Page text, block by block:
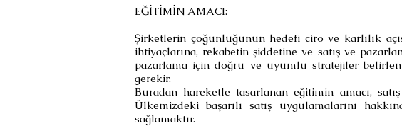
EĞİTİMİN AMACI:
Şirketlerin çoğunluğunun hedefi ciro ve karlılık
ihtiyaçlarına, rekabetin şiddetine ve satış ve
pazarlama için doğru ve uyumlu stratejiler
gerekir.
Buradan hareketle tasarlanan eğitimin amacı,
Ülkemizdeki başarılı satış uygulamalarını
sağlamaktır.